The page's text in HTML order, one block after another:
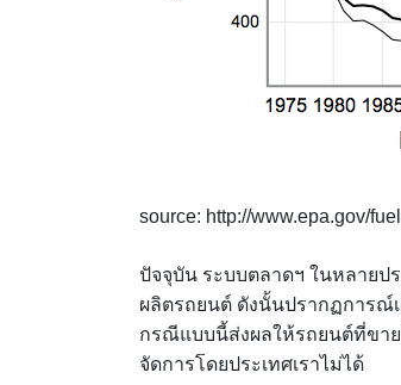
source: http://www.epa.gov/
ปัจจุบัน ระบบตลาดฯ ในหลายป
ผลิตรถยนต์ ดังนั้นปรากฏการณ์
กรณีแบบนี้ส่งผลให้รถยนต์ที่ขา
จัดการโดยประเทศเราไม่ได้